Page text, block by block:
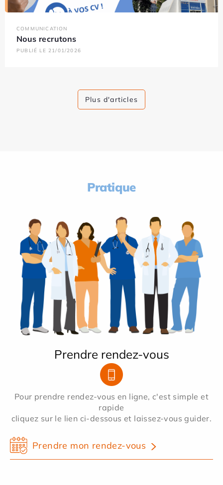
COMMUNICATION
Nous recrutons
PUBLIÉ LE 21/01/2026
Plus d'articles
Pratique
Prendre rendez-vous
Pour prendre rendez-vous en ligne, c'est simple et
rapide
cliquez sur le lien ci-dessous et laissez-vous guider.
Prendre mon rendez-vous